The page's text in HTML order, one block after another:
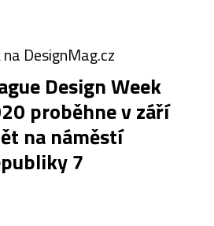
DesignMag.cz
Design Week
proběhne v září
na náměstí
7